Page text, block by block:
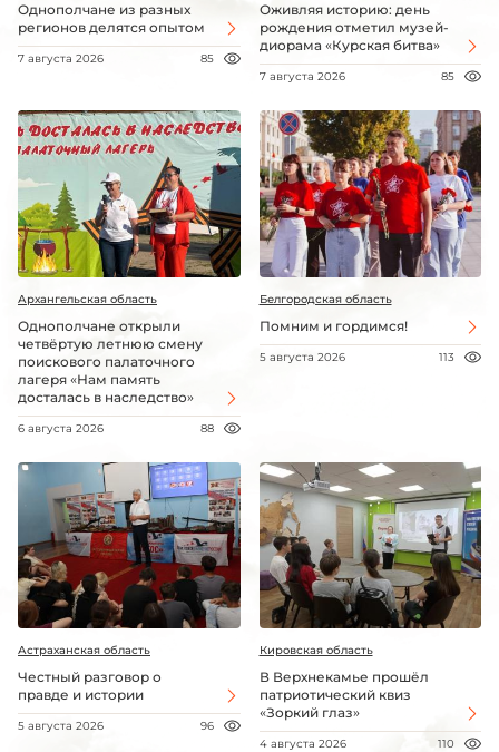
Однополчане из разных
регионов делятся опытом
7 августа 2026 85
Оживляя историю: день
рождения отметил музей-
диорама «Курская битва»
7 августа 2026 85
Архангельская область
Однополчане открыли
четвёртую летнюю смену
поискового палаточного
лагеря «Нам память
досталась в наследство»
6 августа 2026 88
Белгородская область
Помним и гордимся!
5 августа 2026 113
Астраханская область
Честный разговор о
правде и истории
5 августа 2026 96
Кировская область
В Верхнекамье прошёл
патриотический квиз
«Зоркий глаз»
4 августа 2026 110